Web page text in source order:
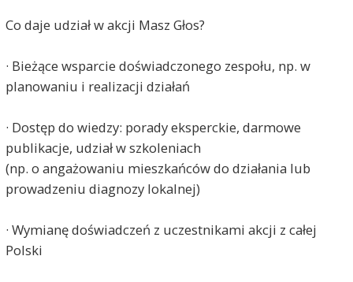
Co daje udział w akcji Masz Głos?
· Bieżące wsparcie doświadczonego zespołu, np. w
planowaniu i realizacji działań
· Dostęp do wiedzy: porady eksperckie, darmowe
publikacje, udział w szkoleniach
(np. o angażowaniu mieszkańców do działania lub
prowadzeniu diagnozy lokalnej)
· Wymianę doświadczeń z uczestnikami akcji z całej
Polski